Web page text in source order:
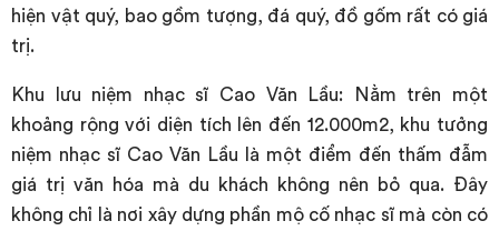
hiện vật quý, bao gồm tượng, đá quý, đồ gốm rất có giá
trị.
Khu lưu niệm nhạc sĩ Cao Văn Lầu: Nằm trên một
khoảng rộng với diện tích lên đến 12.000m2, khu tưởng
niệm nhạc sĩ Cao Văn Lầu là một điểm đến thấm đẫm
giá trị văn hóa mà du khách không nên bỏ qua. Đây
không chỉ là nơi xây dựng phần mộ cố nhạc sĩ mà còn có